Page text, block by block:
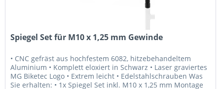
Spiegel Set für M10 x 1,25 mm Gewinde
• CNC gefräst aus hochfestem 6082, hitzebehandeltem
Aluminium • Komplett eloxiert in Schwarz • Laser graviertes
MG Biketec Logo • Extrem leicht • Edelstahlschrauben Was
Sie erhalten: • 1x Spiegel Set inkl. M10 x 1,25 mm Montage